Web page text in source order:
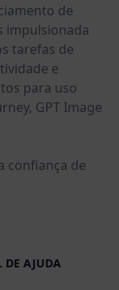
de
impulsionada
tarefas de
e
para uso
GPT Image
confiança de
DE AJUDA